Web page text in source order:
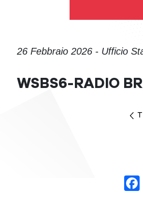
26 Febbraio 2026 - Ufficio
WSBS6-RADIO